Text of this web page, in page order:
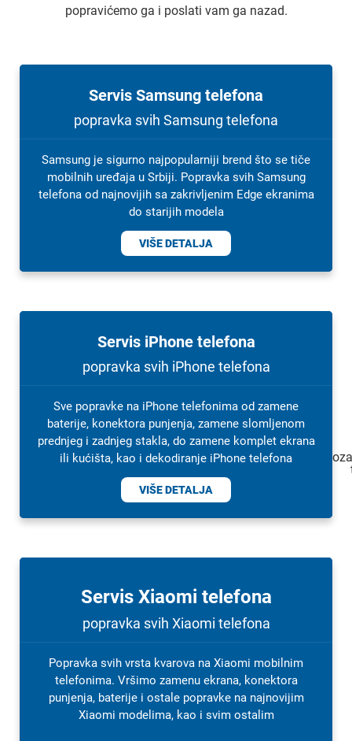
popravićemo ga i poslati vam ga nazad.
Servis Samsung telefona
popravka svih Samsung telefona
Samsung je sigurno najpopularniji brend što se tiče
mobilnih uređaja u Srbiji. Popravka svih Samsung
telefona od najnovijih sa zakrivljenim Edge ekranima
do starijih modela
VIŠE DETALJA
Servis iPhone telefona
popravka svih iPhone telefona
Sve popravke na iPhone telefonima od zamene
baterije, konektora punjenja, zamene slomljenom
prednjeg i zadnjeg stakla, do zamene komplet ekrana
ili kućišta, kao i dekodiranje iPhone telefona
VIŠE DETALJA
Servis Xiaomi telefona
popravka svih Xiaomi telefona
Popravka svih vrsta kvarova na Xiaomi mobilnim
telefonima. Vršimo zamenu ekrana, konektora
punjenja, baterije i ostale popravke na najnovijim
Xiaomi modelima, kao i svim ostalim